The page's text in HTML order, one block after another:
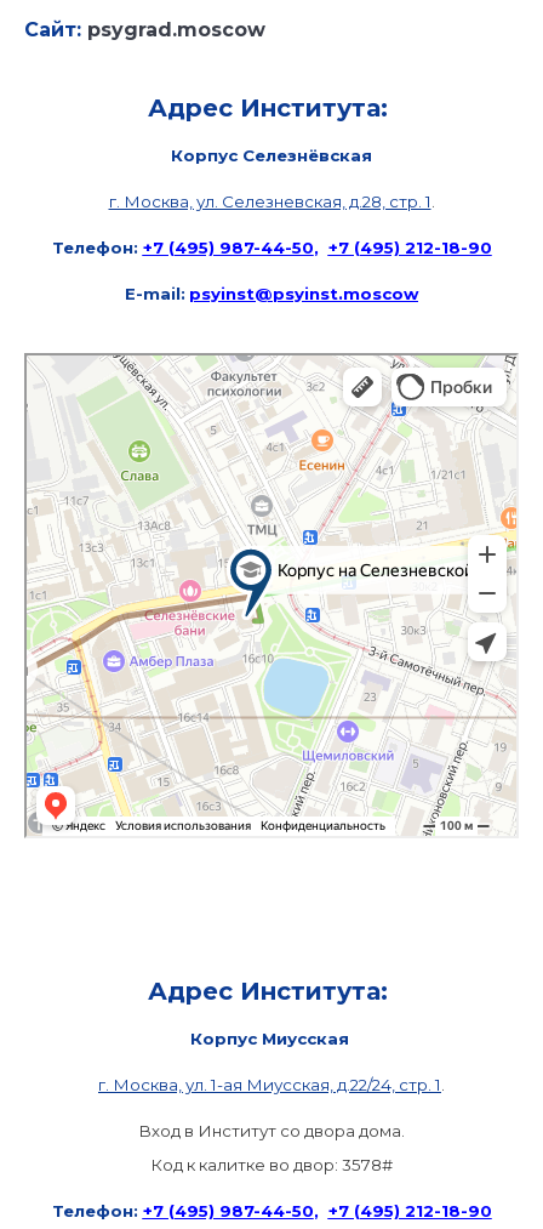
Сайт: psygrad.moscow
Адрес Института:
Корпус Селезнёвская
г. Москва, ул. Селезневская, д.28, стр. 1
Телефон: +7 (495) 987-44-50, +7 (495) 212-18-90
E-mail: psyinst@psyinst.moscow
Москва
Яндекс Карты — транспорт, навигация, поиск мест
Адрес Института:
Корпус Миусская
г. Москва, ул. 1-ая Миусская, д.22/24, стр. 1
Вход в Институт со двора дома.
Код к калитке во двор: 3578#
Телефон: +7 (495) 987-44-50, +7 (495) 212-18-90